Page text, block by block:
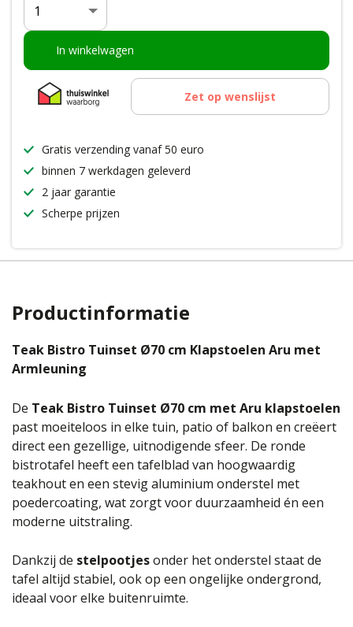
In winkelwagen
Zet op wenslijst
Gratis verzending vanaf 50 euro
binnen 7 werkdagen geleverd
2 jaar garantie
Scherpe prijzen
Productinformatie
Teak Bistro Tuinset Ø70 cm Klapstoelen Aru met
Armleuning
De Teak Bistro Tuinset Ø70 cm met Aru klapstoelen
past moeiteloos in elke tuin, patio of balkon en creëert
direct een gezellige, uitnodigende sfeer. De ronde
bistrotafel heeft een tafelblad van hoogwaardig
teakhout en een stevig aluminium onderstel met
poedercoating, wat zorgt voor duurzaamheid én een
moderne uitstraling.
Dankzij de stelpootjesonder het onderstel staat de
tafel altijd stabiel, ook op een ongelijke ondergrond,
ideaal voor elke buitenruimte.